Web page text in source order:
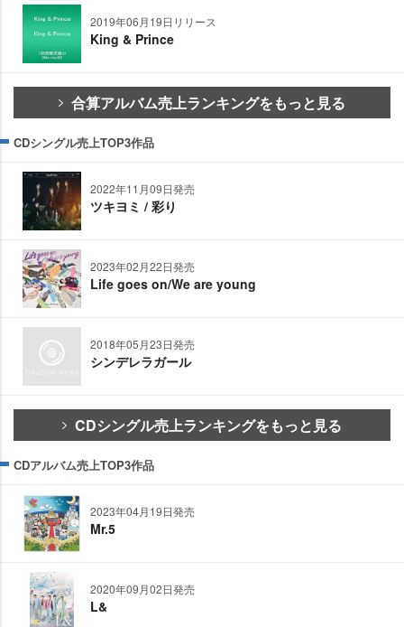
2019年06月19日リリース
King & Prince
合算アルバム売上ランキングをもっと見る
CDシングル売上TOP3作品
2022年11月09日発売
ツキヨミ / 彩り
2023年02月22日発売
Life goes on/We are young
2018年05月23日発売
シンデレラガール
CDシングル売上ランキングをもっと見る
CDアルバム売上TOP3作品
2023年04月19日発売
Mr.5
2020年09月02日発売
L&